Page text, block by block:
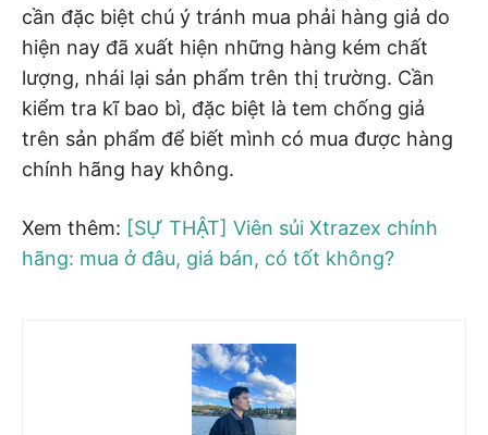
cần đặc biệt chú ý tránh mua phải hàng giả do
hiện nay đã xuất hiện những hàng kém chất
lượng, nhái lại sản phẩm trên thị trường. Cần
kiểm tra kĩ bao bì, đặc biệt là tem chống giả
trên sản phẩm để biết mình có mua được hàng
chính hãng hay không.
Xem thêm: [SỰ THẬT] Viên sủi Xtrazex chính
hãng: mua ở đâu, giá bán, có tốt không?